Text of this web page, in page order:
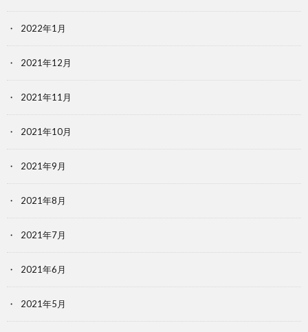
2022年1月
2021年12月
2021年11月
2021年10月
2021年9月
2021年8月
2021年7月
2021年6月
2021年5月